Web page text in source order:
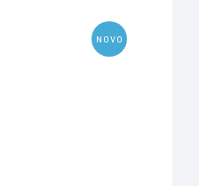
NOVO